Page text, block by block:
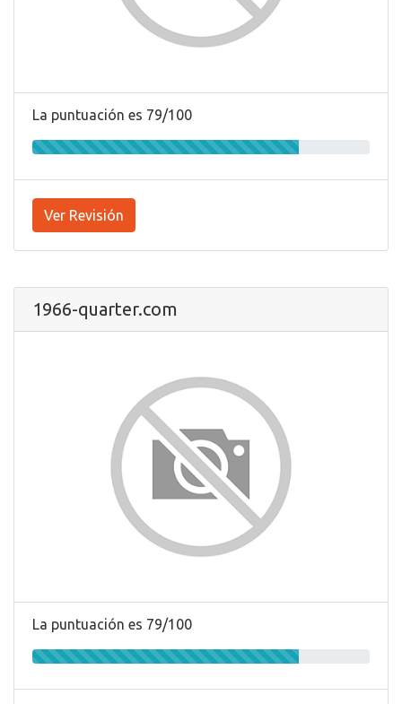
La puntuación es 79/100
Ver Revisión
1966-quarter.com
La puntuación es 79/100